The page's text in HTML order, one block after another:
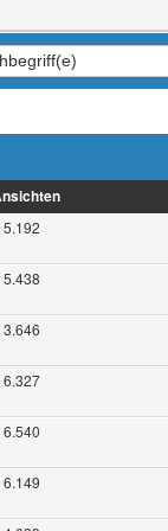
5.192
5.438
3.646
6.327
6.540
6.149